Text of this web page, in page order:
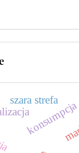
konsumpcja
szara strefa